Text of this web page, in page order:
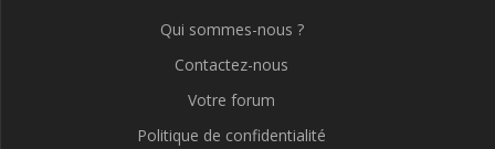
Qui sommes-nous ?
Contactez-nous
Votre forum
Politique de confidentialité